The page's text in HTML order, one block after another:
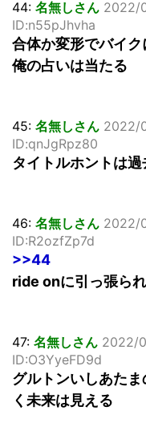
44: 名無しさん 2022/
ID:n55pJhvha
合体か変形でバイ
俺の占いは当たる
45: 名無しさん 2022/
ID:qnJgRpz80
タイトルホントは
46: 名無しさん 2022/
ID:R2ozfZp7d
>>44
ride onに引っ張ら
47: 名無しさん 2022/
ID:O3YyeFD9d
グルトンいしあた
く未来は見える